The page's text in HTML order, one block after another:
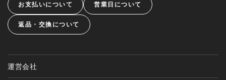
お支払いについて 営業日について
返品・交換について
運営会社